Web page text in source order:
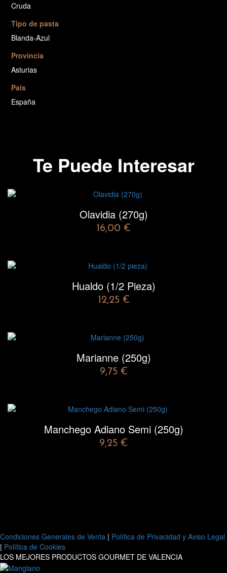
Cruda
Tipo de pasta
Blanda-Azul
Provincia
Asturias
País
España
Te Puede Interesar
Olavidia (270g)
16,00 €
Hualdo (1/2 Pieza)
12,25 €
Marianne (250g)
9,75 €
Manchego Adiano Semi (250g)
9,25 €
Condiciones Generales de Venta | Política de Privacidad y Aviso Legal
| Política de Cookies
LOS MEJORES PRODUCTOS GOURMET DE VALENCIA